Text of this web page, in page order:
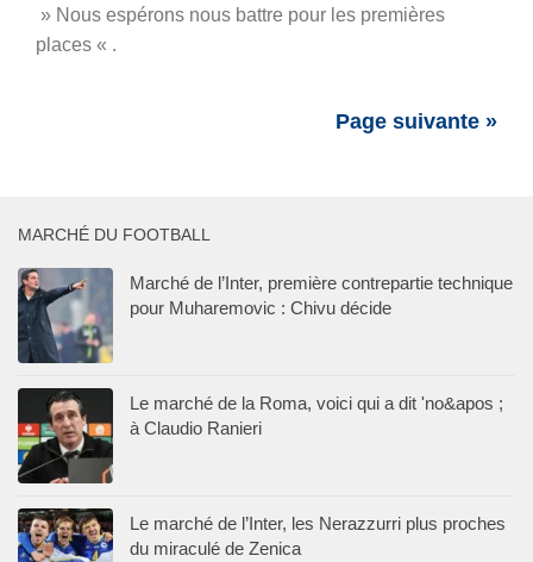
» Nous espérons nous battre pour les premières
places « .
Page suivante »
MARCHÉ DU FOOTBALL
Marché de l’Inter, première contrepartie technique
pour Muharemovic : Chivu décide
Le marché de la Roma, voici qui a dit 'no&apos ;
à Claudio Ranieri
Le marché de l’Inter, les Nerazzurri plus proches
du miraculé de Zenica